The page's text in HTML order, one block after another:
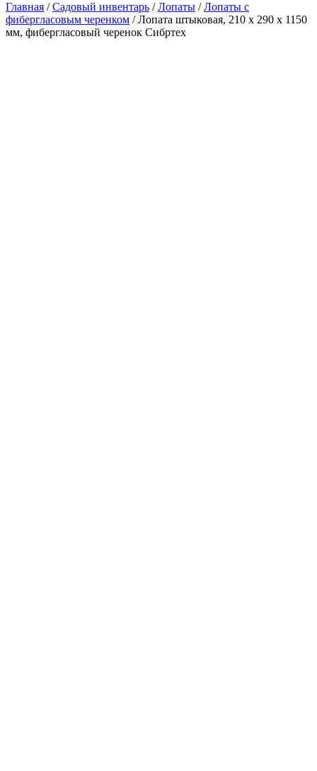
Главная /Садовый инвентарь /Лопаты /Лопаты с
фибергласовым черенком /Лопата штыковая, 210 x 290 x 1150
мм, фибергласовый черенок Сибртех